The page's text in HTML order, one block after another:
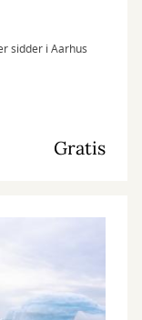
sidder i Aarhus
Gratis